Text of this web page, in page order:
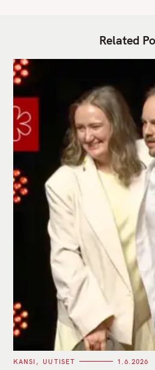
Related
C
KANSI UUTISET 1.6.2026